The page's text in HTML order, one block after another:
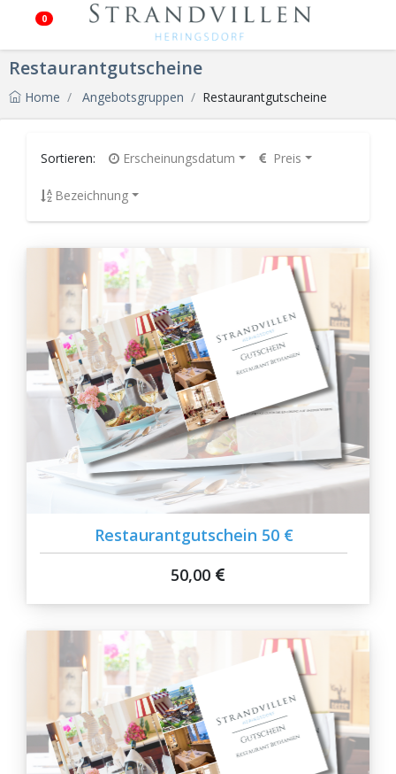
0
Restaurantgutscheine
Home Angebotsgruppen Restaurantgutscheine
Sortieren: Erscheinungsdatum Preis
Bezeichnung
Restaurantgutschein 50 €
50,00